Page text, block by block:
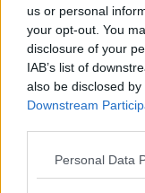
us or personal
your opt-out. You
disclosure of your
IAB’s list of
also be disclosed
Downstream
Please note that
Personal Data
Cerca